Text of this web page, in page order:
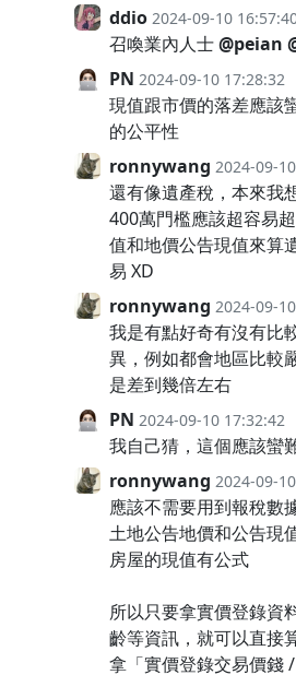
ddio 2024-09-10
召喚業內人士@peian
PN 2024-09-10 17:28:32
現值跟市價的落差應該
的公平性
ronnywang 2024-09-
還有像遺產稅，本來我
400萬門檻應該超容易
值和地價公告現值來算
易 XD
ronnywang 2024-09-
我是有點好奇有沒有比
異，例如都會地區比較
是差到幾倍左右
PN 2024-09-10 17:32:42
我自己猜，這個應該蠻
ronnywang 2024-09-
應該不需要用到報稅數
土地公告地價和公告現
房屋的現值有公式
所以只要拿實價登錄資
齡等資訊，就可以直接
拿「實價登錄交易價錢